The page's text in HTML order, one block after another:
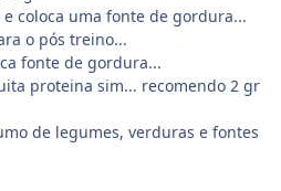
coloca uma fonte de gordura...
o pós treino...
fonte de gordura...
proteina sim... recomendo 2 gr
de legumes, verduras e fontes